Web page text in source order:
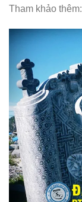
Tham khảo thêm: